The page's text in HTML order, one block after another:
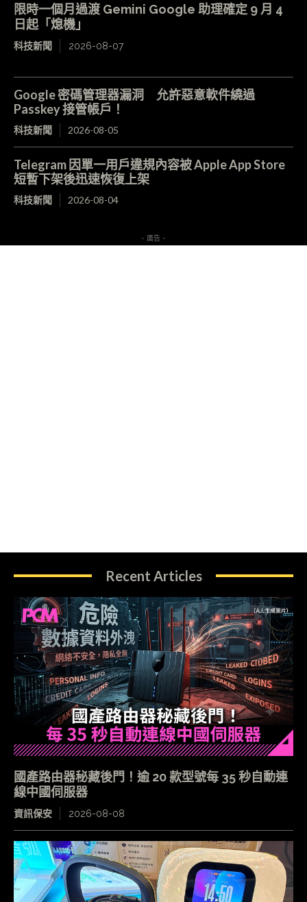
限時一個月過渡 Gemini Google 助理確定 9 月 4
日起「熄機」
科技新聞 2026-08-07
Google 密碼管理器漏洞 允許惡意軟件繞過
Passkey 接管帳戶！
科技新聞 2026-08-05
Telegram 因單一用戶違規內容被 Apple App Store
短暫下架後迅速恢復上架
科技新聞 2026-08-04
- 廣告 -
Recent Articles
國產路由器秘藏後門！逾 20 款型號每 35 秒自動連
線中國伺服器
資訊保安 2026-08-08